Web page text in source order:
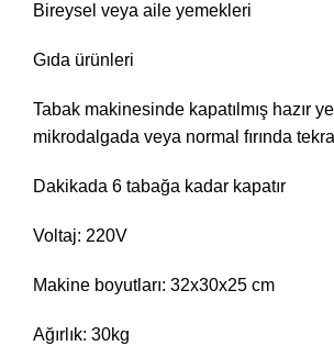
Bireysel veya aile yemekleri
Gıda ürünleri
Tabak makinesinde kapatılmış hazır
mikrodalgada veya normal fırında
Dakikada 6 tabağa kadar kapatır
Voltaj: 220V
Makine boyutları: 32x30x25 cm
Ağırlık: 30kg